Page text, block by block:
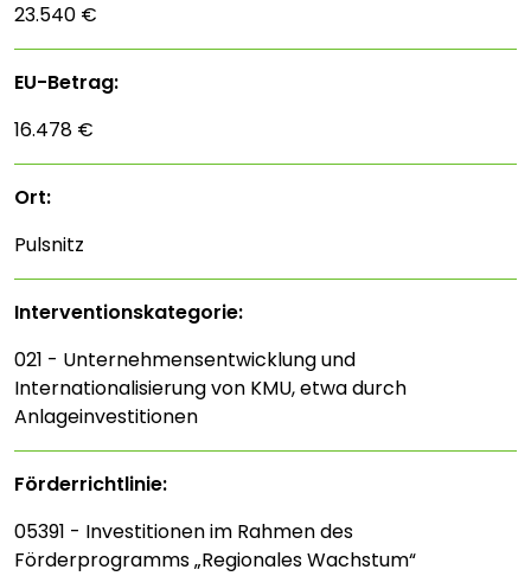
23.540 €
EU-Betrag:
16.478 €
Ort:
Pulsnitz
Interventions­kategorie:
021 - Unternehmensentwicklung und
Internationalisierung von KMU, etwa durch
Anlageinvestitionen
Förderrichtlinie:
05391 - Investitionen im Rahmen des
Förderprogramms „Regionales Wachstum“